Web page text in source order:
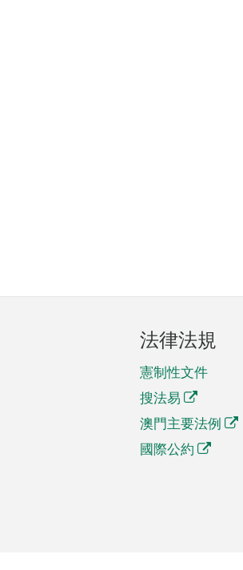
法律法規
憲制性文件
搜法易
澳門主要法例
國際公約